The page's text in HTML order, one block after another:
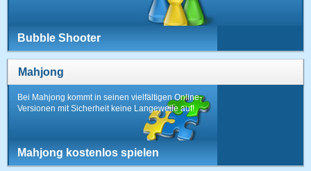
Bubble Shooter
Mahjong
Bei Mahjong kommt in seinen vielfältigen Online-
Versionen mit Sicherheit keine Langeweile auf!
Mahjong kostenlos spielen